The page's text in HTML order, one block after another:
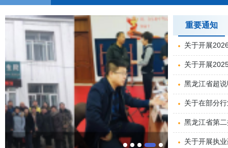
重要通知
关于开展
知
关于开展
络培训的通知
黑龙江省超
关于在部分
疗卫生方面
黑龙江省第
家共识
关于开展执